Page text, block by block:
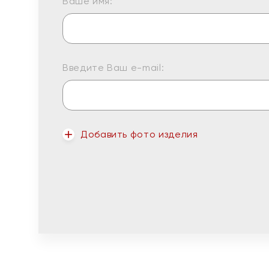
Введите Ваш e-mail:
Добавить фото изделия